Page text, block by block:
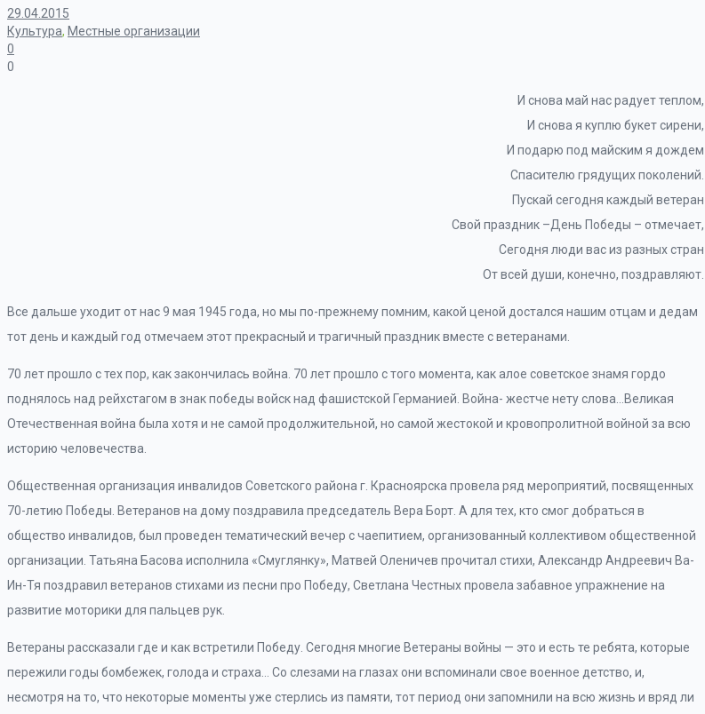
29.04.2015
Культура, Местные организации
0
0
И снова май нас радует теплом,
И снова я куплю букет сирени,
И подарю под майским я дождем
Спасителю грядущих поколений.
Пускай сегодня каждый ветеран
Свой праздник –День Победы – отмечает,
Сегодня люди вас из разных стран
От всей души, конечно, поздравляют.
Все дальше уходит от нас 9 мая 1945 года, но мы по-прежнему помним, какой ценой достался нашим отцам и дедам
тот день и каждый год отмечаем этот прекрасный и трагичный праздник вместе с ветеранами.
70 лет прошло с тех пор, как закончилась война. 70 лет прошло с того момента, как алое советское знамя гордо
поднялось над рейхстагом в знак победы войск над фашистской Германией. Война- жестче нету слова…Великая
Отечественная война была хотя и не самой продолжительной, но самой жестокой и кровопролитной войной за всю
историю человечества.
Общественная организация инвалидов Советского района г. Красноярска провела ряд мероприятий, посвященных
70-летию Победы. Ветеранов на дому поздравила председатель Вера Борт. А для тех, кто смог добраться в
общество инвалидов, был проведен тематический вечер с чаепитием, организованный коллективом общественной
организации. Татьяна Басова исполнила «Смуглянку», Матвей Оленичев прочитал стихи, Александр Андреевич Ва-
Ин-Тя поздравил ветеранов стихами из песни про Победу, Светлана Честных провела забавное упражнение на
развитие моторики для пальцев рук.
Ветераны рассказали где и как встретили Победу. Сегодня многие Ветераны войны — это и есть те ребята, которые
пережили годы бомбежек, голода и страха… Со слезами на глазах они вспоминали свое военное детство, и,
несмотря на то, что некоторые моменты уже стерлись из памяти, тот период они запомнили на всю жизнь и вряд ли